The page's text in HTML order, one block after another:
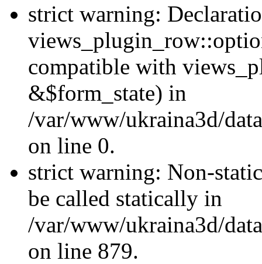
strict warning:
compatible with
&$form_state) in
/var/www/ukraina3d/
on line 0.
strict warning: Non-
be called statically in
/var/www/ukraina3d/
on line 879.